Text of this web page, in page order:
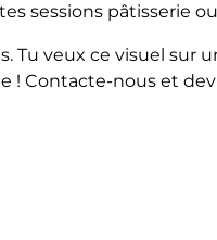
sessions pâtisserie
Tu veux ce visuel sur
! Contacte-nous et